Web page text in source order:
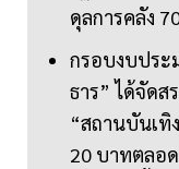
ดุลการคลัง
กรอบงบประ
ธาร” ได้จัด
“สถานบันเทิ
20 บาทตลอ